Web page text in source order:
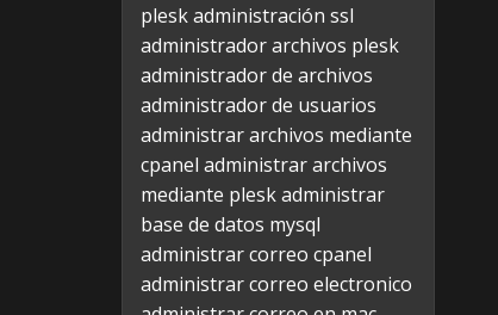
pleskadministración ssl
administrador archivos plesk
administrador de archivos
administrador de usuarios
administrar archivos mediante
cpanel administrar archivos
mediante pleskadministrar
base de datos mysql
administrar correo cpanel
administrar correo electronico